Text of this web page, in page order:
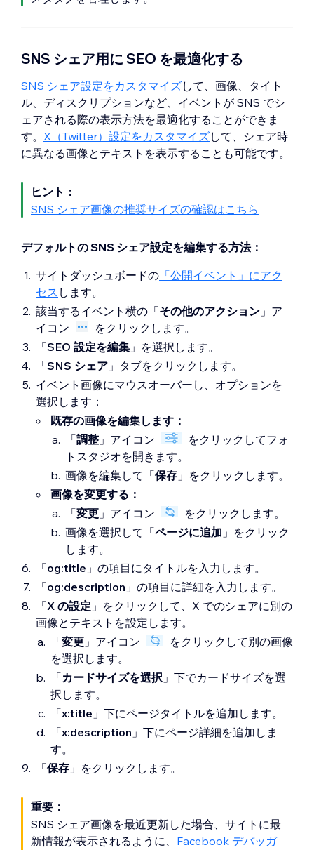
SNS シェア用に SEO を最適化する
SNS シェア設定をカスタマイズして、画像、タイト
ル、ディスクリプションなど、イベントが SNS でシ
ェアされる際の表示方法を最適化することができま
す。 X（Twitter）設定をカスタマイズして、シェア時
に異なる画像とテキストを表示することも可能です。
ヒント：
SNS シェア画像の推奨サイズの確認はこちら
デフォルトの SNS シェア設定を編集する方法：
サイトダッシュボードの 「公開イベント」にアク
セス します。
該当するイベント横の「その他のアクション 」ア
イコン
をクリックします。
「SEO 設定を編集 」を選択します。
「SNS シェア 」タブをクリックします。
イベント画像にマウスオーバーし、オプションを
選択します：
既存の画像を編集します：
「調整 」アイコン
をクリックしてフォ
トスタジオを開きます。
画像を編集して「保存 」をクリックします。
画像を変更する：
「変更 」アイコン
をクリックします。
画像を選択して「ページに追加 」をクリック
します。
「og:title 」の項目にタイトルを入力します。
「og:description 」の項目に詳細を入力します。
「X の設定 」をクリックして、X でのシェアに別の
画像とテキストを設定します。
「変更 」アイコン
をクリックして別の画像
を選択します。
「カードサイズを選択 」下でカードサイズを選
択します。
「x:title 」下にページタイトルを追加します。
「x:description 」下にページ詳細を追加しま
す。
「保存 」をクリックします。
重要：
SNS シェア画像を最近更新した場合、サイトに最
新情報が表示されるように、 Facebook デバッガ